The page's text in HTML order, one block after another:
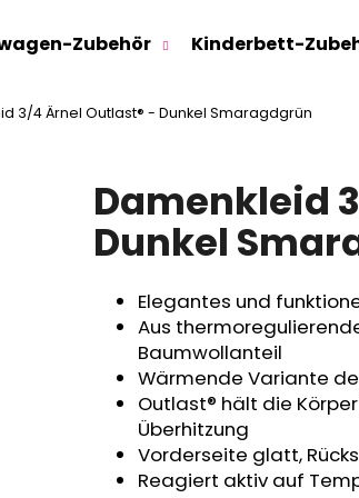
Zubehör Kinderbett-
3/4 Ärnel Outlast® - Dunkel Smaragdgrün
Damenkleid
Dunkel
Elegantes und
Aus
Baumwollanteil
Wärmende Variante
Outlast® hält die
Überhitzung
Vorderseite glatt,
Reagiert aktiv auf
Sie?
SUCHEN